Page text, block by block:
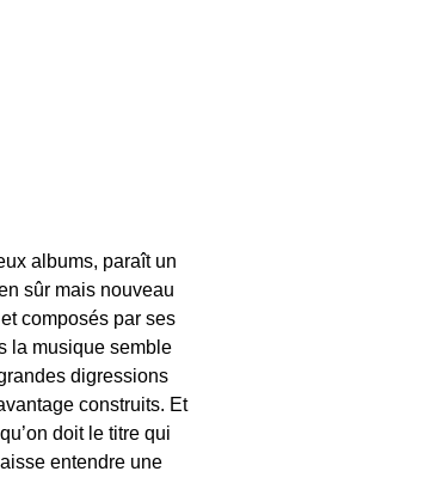
albums, paraît un
sûr mais nouveau
composés par ses
la musique semble
digressions
construits. Et
doit le titre qui
entendre une